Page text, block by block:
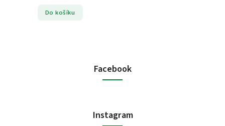
Do košíku
Facebook
Instagram